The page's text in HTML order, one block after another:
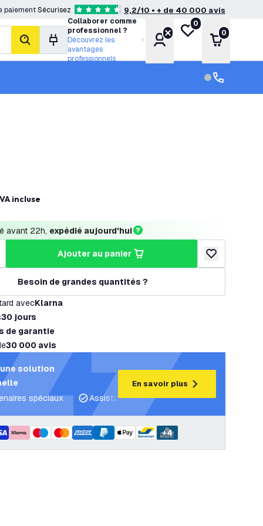
paiementSécurisez 4.6 étoiles de notation9,2/10 • + de 40 000 avis
rechercher
Collaborer comme
professionnel ?
Découvrez les
avantages
professionnels
Compte
Ma liste de
0
Panier
0
Service
Service client
incluse
avant 22h, expédié aujourd'hui
la quantité
ajouter au panier
ajouter à la
Besoin de grandes quantités ?
avecKlarna
30 jours
de garantie
30 000 avis
solution
spéciaux
Assistance projet et plans d’éclairage
En savoir plus
+4